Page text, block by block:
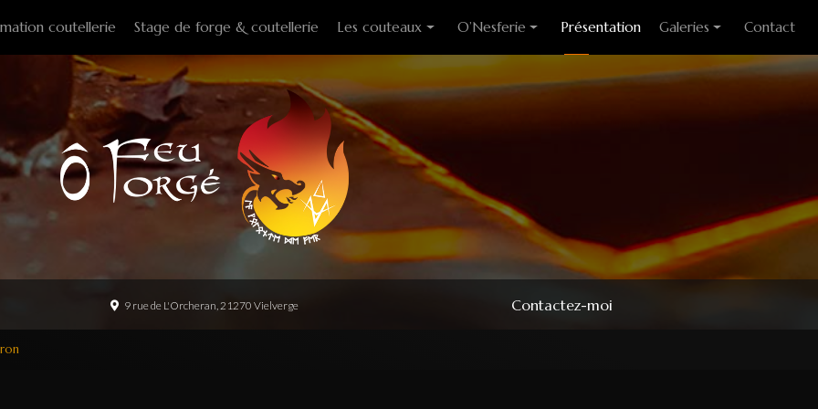
coutellerie Stage de forge & coutellerie Les couteaux
Couteaux fixes
Couteaux pliants
Couteaux de cuisine
Couteaux de table
Couteaux à huitre
Tire-bouchons
Option
O’Nesferie
Encens Artisanal
Présentation Galeries
Photo des stages
Contact
9 rue de L'Orcheran, 21270 Vielverge Contactez-moi